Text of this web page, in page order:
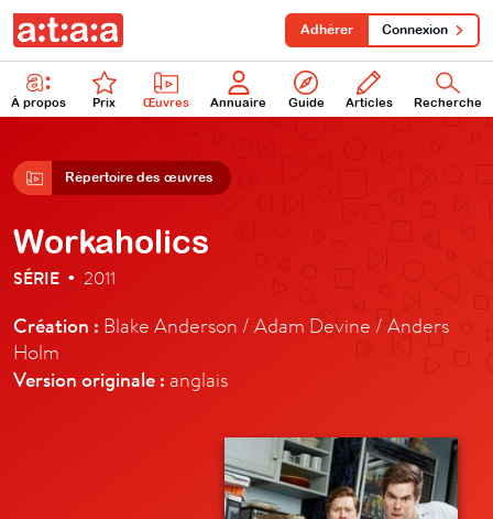
À propos Prix Œuvres Annuaire Guide Articles Recherche
Adhérer Connexion
Répertoire des œuvres
Workaholics
SÉRIE • 2011
Création : Blake Anderson / Adam Devine / Anders
Holm
Version originale : anglais